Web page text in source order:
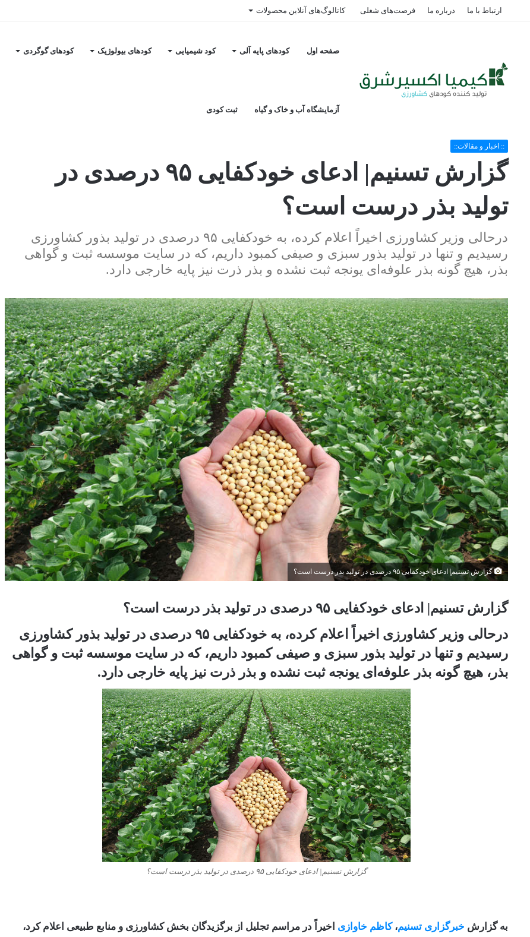
ارتباط با ما درباره ما فرصت‌های شغلی کاتالوگ‌های آنلاین محصولات
صفحه اول کودهای پایه آلی کود شیمیایی کودهای بیولوژیک کودهای گوگردی
آزمایشگاه آب و خاک و گیاه
ثبت کودی
:: اخبار و مقالات::
گزارش تسنیم| ادعای خودکفایی ۹۵ درصدی در
تولید بذر درست است؟
درحالی وزیر کشاورزی اخیراً اعلام کرده، به خودکفایی ۹۵ درصدی در تولید بذور کشاورزی
رسیدیم و تنها در تولید بذور سبزی و صیفی کمبود داریم، که در سایت موسسه ثبت و گواهی
بذر، هیچ گونه بذر علوفه‌ای یونجه ثبت نشده و بذر ذرت نیز پایه خارجی دارد.
گزارش تسنیم| ادعای خودکفایی ۹۵ درصدی در تولید بذر درست است؟
گزارش تسنیم| ادعای خودکفایی ۹۵ درصدی در تولید بذر درست است؟
درحالی وزیر کشاورزی اخیراً اعلام کرده، به خودکفایی ۹۵ درصدی در تولید بذور کشاورزی
رسیدیم و تنها در تولید بذور سبزی و صیفی کمبود داریم، که در سایت موسسه ثبت و گواهی
بذر، هیچ گونه بذر علوفه‌ای یونجه ثبت نشده و بذر ذرت نیز پایه خارجی دارد.
گزارش تسنیم| ادعای خودکفایی ۹۵ درصدی در تولید بذر درست است؟
به گزارش خبرگزاری تسنیم،کاظم خاوازی اخیراً در مراسم تجلیل از برگزیدگان بخش کشاورزی و منابع طبیعی اعلام کرد،